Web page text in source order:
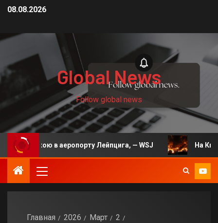
08.08.2026
Global News
Follow global news
в аеропорту Лейпцига, — WSJ На Київщині
Главная 2026 Март
2